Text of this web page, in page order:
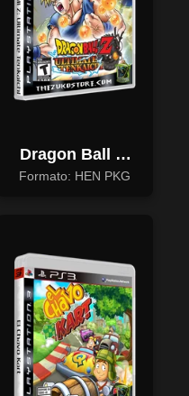
Dragon Ball Z:
Ultimate
Formato: HEN PKG